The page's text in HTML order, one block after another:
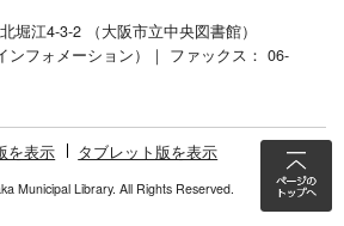
堀江4-3-2 （大阪市立中央図書館）
ンフォメーション）｜ ファックス： 06-
を表示 タブレット版を表示
Municipal Library. All Rights Reserved.